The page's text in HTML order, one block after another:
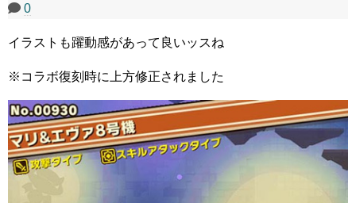
0
イラストも躍動感があって良いッスね
※コラボ復刻時に上方修正されました